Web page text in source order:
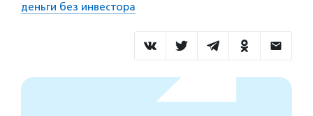
деньги без инвестора